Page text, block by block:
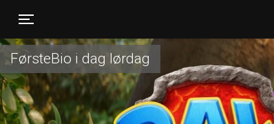
FørsteBio i dag lørdag